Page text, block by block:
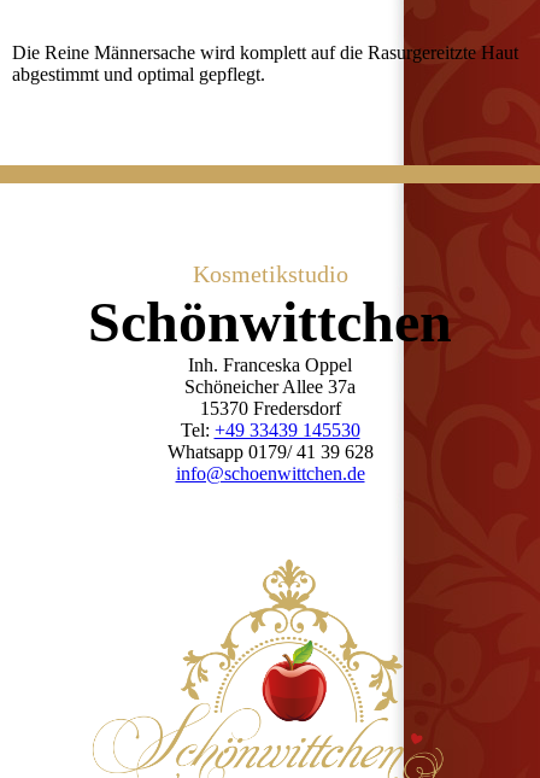
Die Reine Männersache wird komplett auf die Rasurgereitzte Haut
abgestimmt und optimal gepflegt.
Kosmetikstudio
Schön­wittchen
Inh. Franceska Oppel
Schöneicher Allee 37a
15370 Fredersdorf
Tel: +49 33439 145530
Whatsapp 0179/ 41 39 628
info@schoenwittchen.de